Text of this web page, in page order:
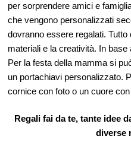
per sorprendere amici e
che vengono personalizzati
dovranno essere regalati.
materiali e la creatività. In base
Per la festa della mamma si
un portachiavi personalizzato.
cornice con foto o un cuore
Regali fai da te, tante idee
diverse